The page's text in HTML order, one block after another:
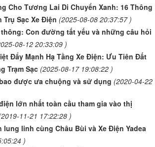
Cho Tương Lai Di Chuyển Xanh: 16 Thông
Trụ Sạc Xe Điện (2025-08-08 20:37:57 )
Con đường tất yếu và những câu hỏi
08-12 20:33:09 )
Đẩy Mạnh Hạ Tầng Xe Điện: Ưu Tiên Đất
Trạm Sạc (2025-08-17 19:08:22 )
được ưa chuộng và sử dụng (2020-04-22
lớn nhất toàn cầu tham gia vào thị
11-21 17:22:28 )
linh cùng Châu Bùi và Xe Điện Yadea
)